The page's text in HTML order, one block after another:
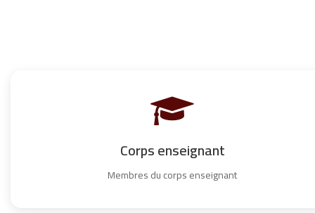
Corps enseignant
Membres du corps enseignant